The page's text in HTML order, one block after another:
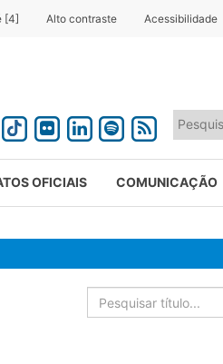
[4] Alto contraste Acessibilidade
OFICIAIS COMUNICAÇÃO